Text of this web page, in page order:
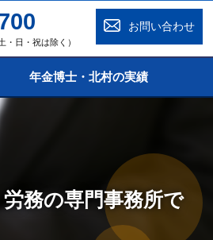
お問い合わせ
・日・祝は除く）
年金博士・北村の実績
務の専門事務所で